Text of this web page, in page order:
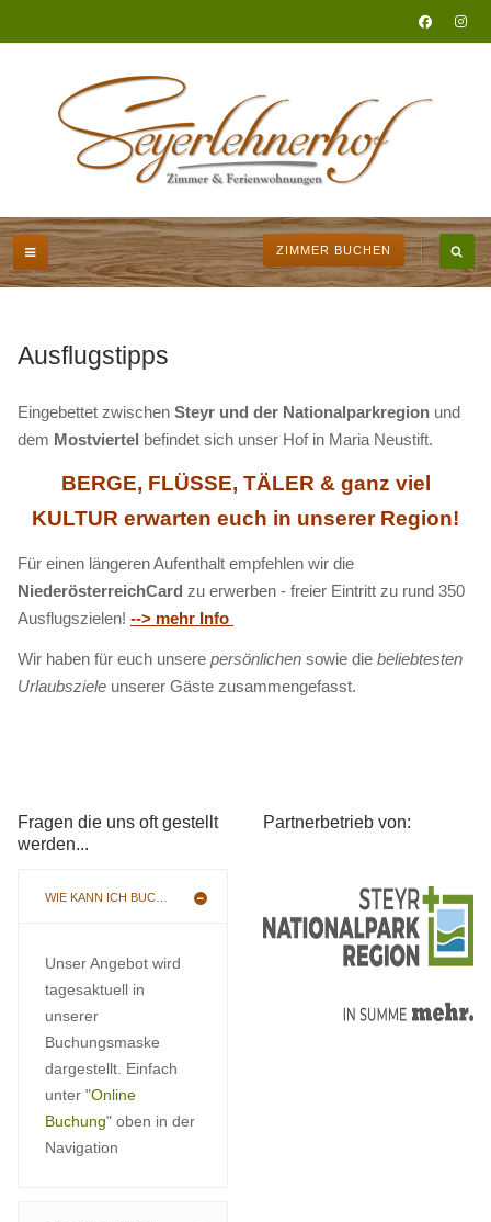
ZIMMER BUCHEN
Ausflugstipps
Eingebettet zwischen Steyr und der Nationalparkregion und
dem Mostviertel befindet sich unser Hof in Maria Neustift.
BERGE, FLÜSSE, TÄLER & ganz viel
KULTUR erwarten euch in unserer Region!
Für einen längeren Aufenthalt empfehlen wir die
NiederösterreichCard zu erwerben - freier Eintritt zu rund 350
Ausflugszielen! --> mehr Info
Wir haben für euch unsere persönlichen sowie die beliebtesten
Urlaubsziele unserer Gäste zusammengefasst.
Fragen die uns oft gestellt
werden...
WIE KANN ICH BUCHEN
Unser Angebot wird
tagesaktuell in
unserer
Buchungsmaske
dargestellt. Einfach
unter "Online
Buchung" oben in der
Navigation
Partnerbetrieb von: